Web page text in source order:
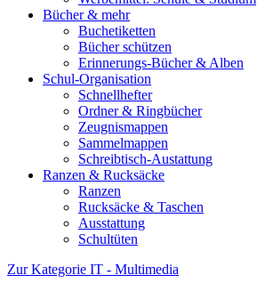
Bücher & mehr
Buchetiketten
Bücher schützen
Erinnerungs-Bücher & Alben
Schul-Organisation
Schnellhefter
Ordner & Ringbücher
Zeugnismappen
Sammelmappen
Schreibtisch-Austattung
Ranzen & Rucksäcke
Ranzen
Rucksäcke & Taschen
Ausstattung
Schultüten
Zur Kategorie IT - Multimedia